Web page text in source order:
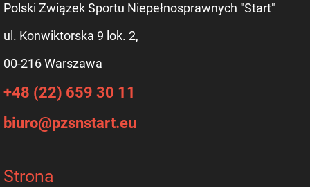
Polski Związek Sportu Niepełnosprawnych "Start"
ul. Konwiktorska 9 lok. 2,
00-216 Warszawa
+48 (22) 659 30 11
biuro@pzsnstart.eu
Strona